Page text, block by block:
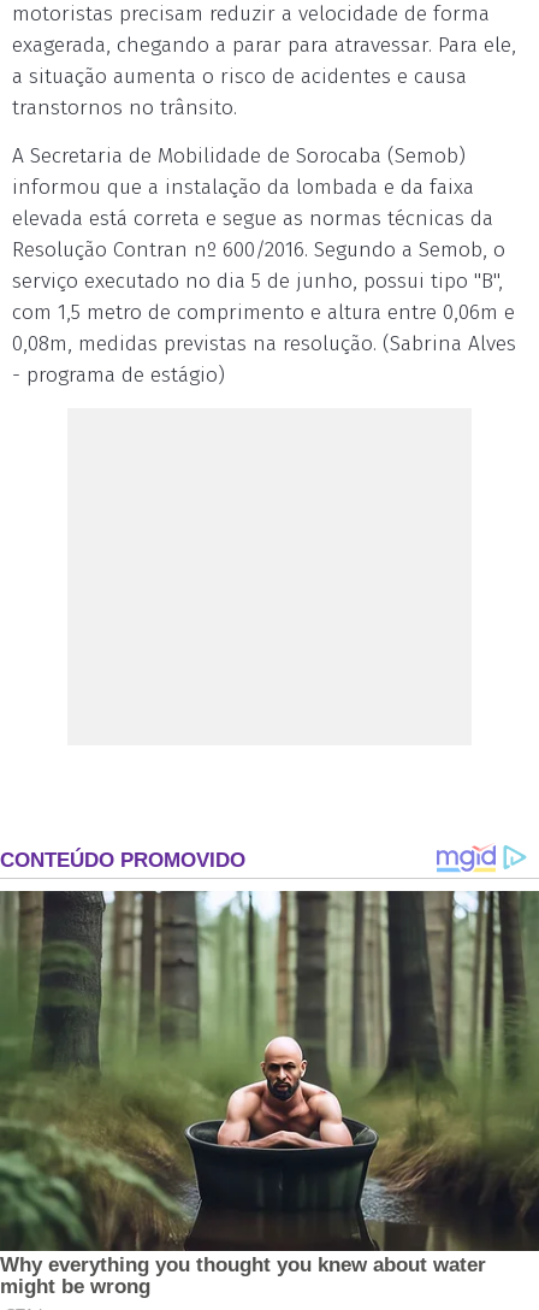
motoristas precisam reduzir a velocidade de forma
exagerada, chegando a parar para atravessar. Para ele,
a situação aumenta o risco de acidentes e causa
transtornos no trânsito.
A Secretaria de Mobilidade de Sorocaba (Semob)
informou que a instalação da lombada e da faixa
elevada está correta e segue as normas técnicas da
Resolução Contran nº 600/2016. Segundo a Semob, o
serviço executado no dia 5 de junho, possui tipo "B",
com 1,5 metro de comprimento e altura entre 0,06m e
0,08m, medidas previstas na resolução. (Sabrina Alves
- programa de estágio)